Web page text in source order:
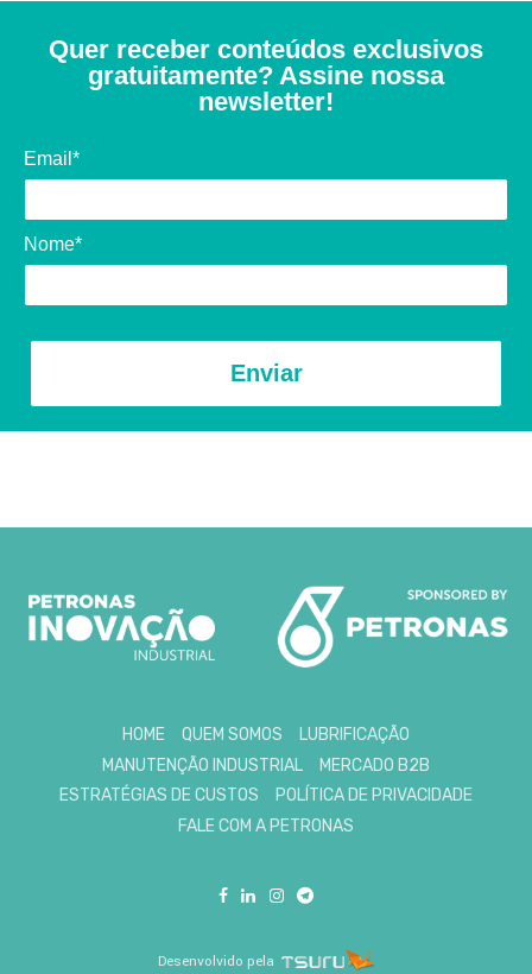
Quer receber conteúdos exclusivos
gratuitamente? Assine nossa
newsletter!
Email*
Nome*
Enviar
HOME QUEM SOMOS
LUBRIFICAÇÃO
MANUTENÇÃO INDUSTRIAL
MERCADO B2B
ESTRATÉGIAS DE CUSTOS
POLÍTICA DE PRIVACIDADE
FALE COM A PETRONAS
Desenvolvido pela